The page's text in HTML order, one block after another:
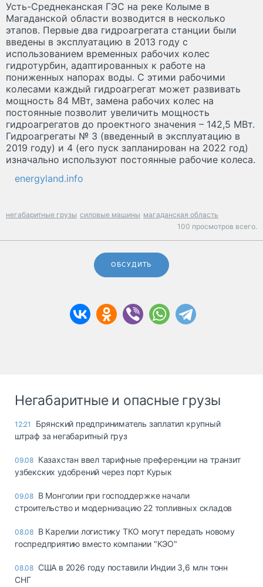
Усть-Среднеканская ГЭС на реке Колыме в
Магаданской области возводится в несколько
этапов. Первые два гидроагрегата станции были
введены в эксплуатацию в 2013 году с
использованием временных рабочих колес
гидротурбин, адаптированных к работе на
пониженных напорах воды. С этими рабочими
колесами каждый гидроагрегат может развивать
мощность 84 МВт, замена рабочих колес на
постоянные позволит увеличить мощность
гидроагрегатов до проектного значения – 142,5 МВт.
Гидроагрегаты № 3 (введенный в эксплуатацию в
2019 году) и 4 (его пуск запланирован на 2022 год)
изначально используют постоянные рабочие колеса.
energyland.info
негабаритные грузы силовые машины магаданская область
100 просмотров всего.
ОБСУДИТЬ
Негабаритные и опасные грузы
12:21
Брянский предприниматель заплатил крупный
штраф за негабаритный груз
09.08 Казахстан ввел тарифные преференции на транзит
узбекских удобрений через порт Курык
09.08 В Монголии при господдержке начали
строительство и модернизацию 22 топливных складов
08.08 В Карелии логистику ТКО могут передать новому
госпредприятию вместо компании "КЭО"
08.08 США в 2026 году поставили Индии 3,6 млн тонн
СНГ